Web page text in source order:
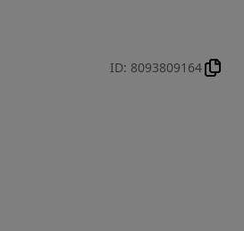
ID: 8093809164